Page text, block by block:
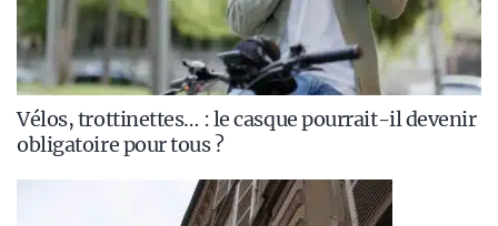
Vélos, trottinettes… : le casque pourrait-il devenir
obligatoire pour tous ?